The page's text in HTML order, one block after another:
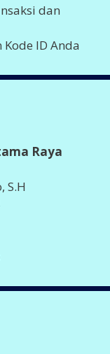
dan
ID Anda
Raya